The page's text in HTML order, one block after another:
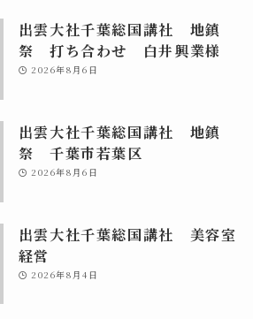
出雲大社千葉総国講社 地鎮
祭 打ち合わせ 白井興業様
2026年8月6日
出雲大社千葉総国講社 地鎮
祭 千葉市若葉区
2026年8月6日
出雲大社千葉総国講社 美容室
経営
2026年8月4日